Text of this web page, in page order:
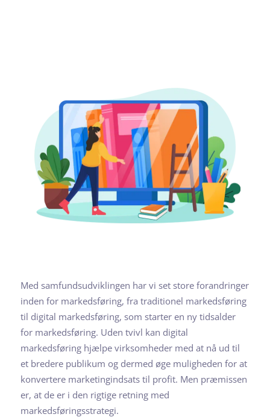
Med samfundsudviklingen har vi set store forandringer
inden for markedsføring, fra traditionel markedsføring
til digital markedsføring, som starter en ny tidsalder
for markedsføring. Uden tvivl kan digital
markedsføring hjælpe virksomheder med at nå ud til
et bredere publikum og dermed øge muligheden for at
konvertere marketingindsats til profit. Men præmissen
er, at de er i den rigtige retning med
markedsføringsstrategi.